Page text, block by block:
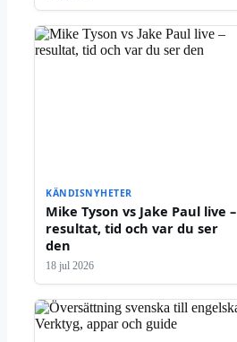
KÄNDISNYHETER
Mike Tyson vs Jake Paul live –
resultat, tid och var du ser
den
18 jul 2026